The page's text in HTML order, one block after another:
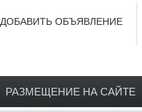
ДОБАВИТЬ ОБЪЯВЛЕНИЕ
РАЗМЕЩЕНИЕ НА САЙТЕ